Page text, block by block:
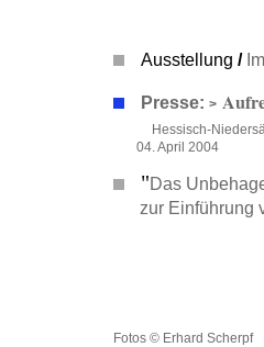
Ausstellung /
Presse: >
Hessisch-
04. April 2004
"Das
zur Einführung
Fotos © Erhard Scherpf